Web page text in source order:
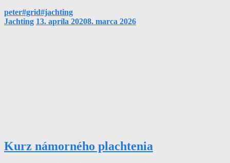
By
peterTags
#grid#jachting
Categories
Jachting 13. apríla 20208. marca 2026
Kurz námorného plachtenia